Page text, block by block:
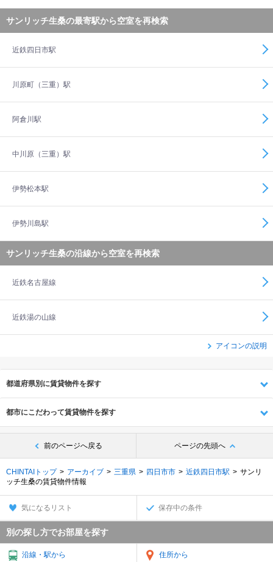
サンリッチ生桑の最寄駅から空室を再検索
近鉄四日市駅
川原町（三重）駅
阿倉川駅
中川原（三重）駅
伊勢松本駅
伊勢川島駅
サンリッチ生桑の沿線から空室を再検索
近鉄名古屋線
近鉄湯の山線
アイコンの説明
都道府県別に賃貸物件を探す
都市にこだわって賃貸物件を探す
前のページへ戻る ページの先頭へ
CHINTAIトップ アーカイブ 三重県 四日市市 近鉄四日市駅
サンリ
ッチ生桑の賃貸物件情報
気になるリスト 保存中の条件
別の探し方でお部屋を探す
沿線・駅から 住所から